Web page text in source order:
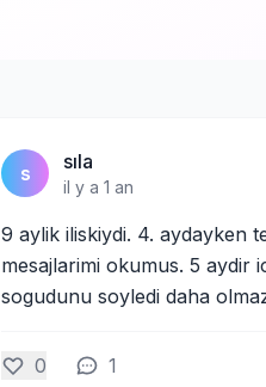
s sıla
il y a 1 an
9 aylik iliskiydi. 4. aydayken
mesajlarimi okumus. 5 aydir
sogudunu soyledi daha
0 1